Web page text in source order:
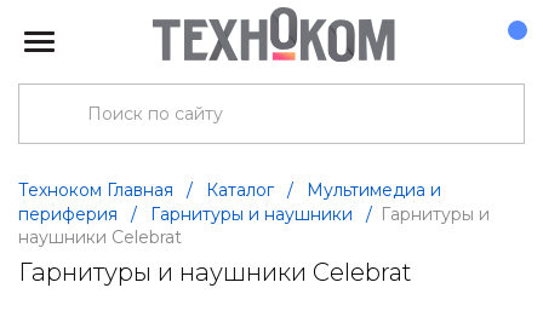
Техноком Главная / Каталог /
Мультимедиа и
периферия
/ Гарнитуры и наушники / Гарнитуры и
наушники Celebrat
Гарнитуры и наушники Celebrat